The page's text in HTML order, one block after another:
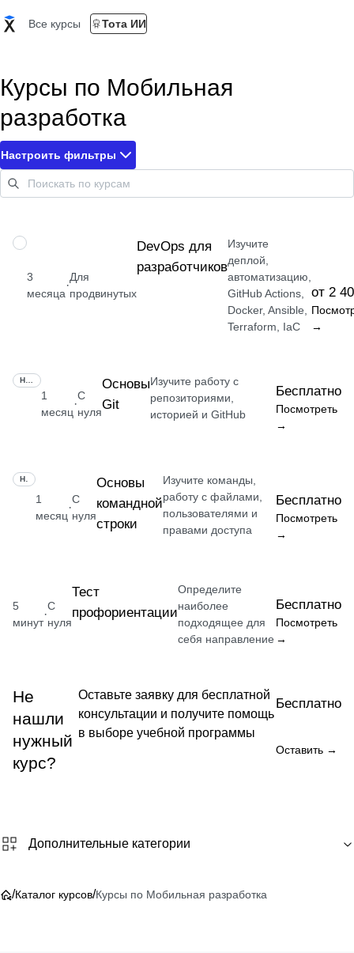
Все курсы Тота ИИ
Курсы по Мобильная
разработка
Настроить фильтры
ПРОФЕССИЯ
3
месяца
·
Для
продвинутых
DevOps для
разработчиков
Изучите
деплой,
автоматизацию,
GitHub Actions,
Docker, Ansible,
Terraform, IaC
от 2
→
1
месяц
·
С
нуля
Основы
Git
Изучите работу с
репозиториями,
историей и GitHub
Бесплатно
Посмотреть
→
1
месяц
·
С
нуля
Основы
командной
строки
Изучите команды,
работу с файлами,
пользователями и
правами доступа
Бесплатно
Посмотреть
→
5
минут
·
С
нуля
Тест
профориентации
Определите
наиболее
подходящее для
себя направление
Бесплатно
Посмотреть
→
Не
нашли
нужный
курс?
Оставьте заявку для бесплатной
консультации и получите помощь
в выборе учебной программы
Бесплатно
Оставить →
Дополнительные категории
/Каталог курсов/Курсы по Мобильная разработка